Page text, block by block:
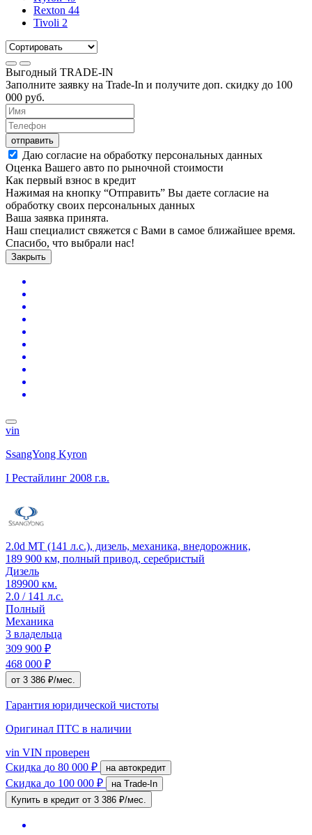
Rexton 44
Tivoli 2
Выгодный TRADE-IN
Заполните заявку на Trade-In и получите доп. скидку до 100
000 руб.
отправить
Даю согласие на обработку персональных данных
Оценка Вашего авто по рыночной стоимости
Как первый взнос в кредит
Нажимая на кнопку “Отправить” Вы даете согласие на
обработку своих персональных данных
Ваша заявка принята.
Наш специалист свяжется с Вами в самое ближайшее время.
Спасибо, что выбрали нас!
Закрыть
vin
SsangYong Kyron
I Рестайлинг 2008 г.в.
2.0d MT (141 л.с.), дизель, механика, внедорожник,
189 900 км, полный привод, серебристый
Дизель
189900 км.
2.0 / 141 л.с.
Полный
Механика
3 владельца
309 900 ₽
468 000 ₽
от 3 386 ₽/мес.
Гарантия юридической чистоты
Оригинал ПТС в наличии
vin VIN проверен
Скидка до 80 000 ₽ на автокредит
Скидка до 100 000 ₽
на Trade-In
Купить в кредит от 3 386 ₽/мес.